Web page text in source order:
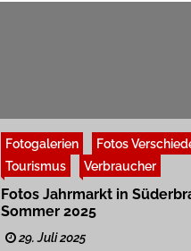
Fotogalerien
Fotos
Tourismus
Verbraucher
Fotos Jahrmarkt in
Sommer 2025
29. Juli 2025